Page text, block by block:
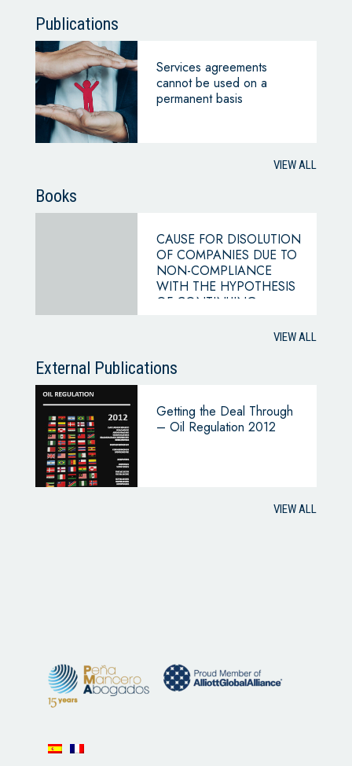
Publications
Services agreements
cannot be used on a
permanent basis
VIEW ALL
Books
CAUSE FOR DISOLUTION
OF COMPANIES DUE TO
NON-COMPLIANCE
WITH THE HYPOTHESIS
OF CONTINUING
VIEW ALL
External Publications
Getting the Deal Through
– Oil Regulation 2012
VIEW ALL